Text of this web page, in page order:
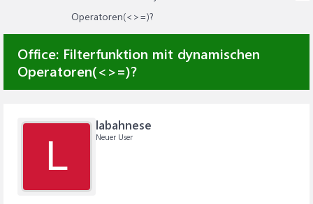
Operatoren(<>=)?
Office: Filterfunktion mit dynamischen
Operatoren(<>=)?
L
labahnese
Neuer User